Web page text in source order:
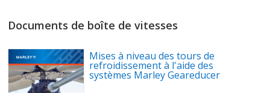
Documents de boîte de vitesses
Mises à niveau des tours de
refroidissement à l'aide des
systèmes Marley Geareducer